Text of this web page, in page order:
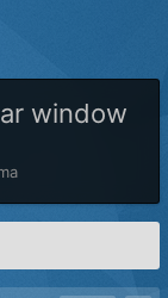
window